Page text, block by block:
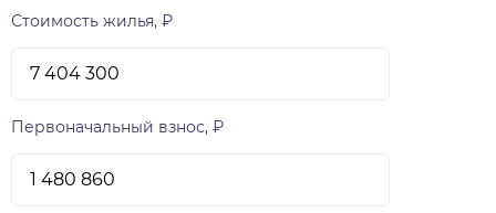
Стоимость жилья, ₽
Первоначальный взнос, ₽